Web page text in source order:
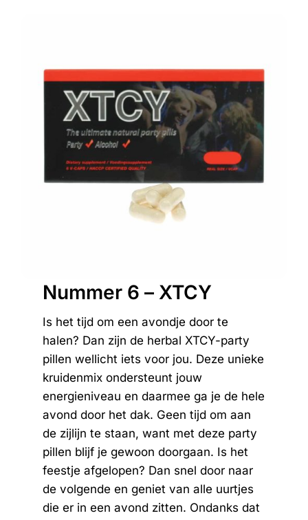
Nummer 6 – XTCY
Is het tijd om een avondje door te
halen? Dan zijn de herbal XTCY-party
pillen wellicht iets voor jou. Deze unieke
kruidenmix ondersteunt jouw
energieniveau en daarmee ga je de hele
avond door het dak. Geen tijd om aan
de zijlijn te staan, want met deze party
pillen blijf je gewoon doorgaan. Is het
feestje afgelopen? Dan snel door naar
de volgende en geniet van alle uurtjes
die er in een avond zitten. Ondanks dat